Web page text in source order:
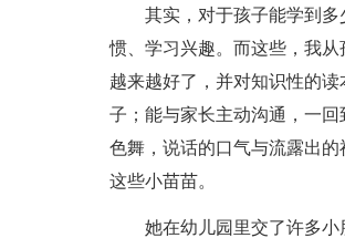
其实，对于孩子能学到
惯、学习兴趣。而这些，我
越来越好了，并对知识性的
子；能与家长主动沟通，一
色舞，说话的口气与流露出
这些小苗苗。
她在幼儿园里交了许多